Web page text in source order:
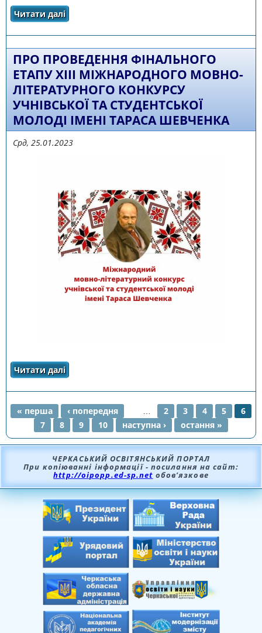
Читати далі
«Література», «Історія України та
ПРО ПРОВЕДЕННЯ ФІНАЛЬНОГО
ЕТАПУ XIІІ МІЖНАРОДНОГО МОВНО-
ЛІТЕРАТУРНОГО КОНКУРСУ
УЧНІВСЬКОЇ ТА СТУДЕНТСЬКОЇ
МОЛОДІ ІМЕНІ ТАРАСА ШЕВЧЕНКА
Срд, 25.01.2023
Читати далі
конкурсу учнівської та студентської молоді
СТОРІНКИ
« перша ‹ попередня … 2 3 4 5
6
7
8 9 10 наступна › остання »
ЧЕРКАСЬКИЙ ОСВІТЯНСЬКИЙ ПОРТАЛ
При копіюванні інформації - посилання на сайт:
http://oipopp.ed-sp.net обов’язкове